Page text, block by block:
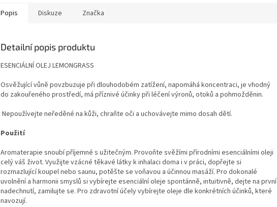
Popis Diskuze Značka
Detailní popis produktu
ESENCIÁLNÍ OLEJ LEMONGRASS
Osvěžující vůně povzbuzuje při dlouhodobém zatížení, napomáhá koncentraci, je vhodný
do zakouřeného prostředí, má příznivé účinky při léčení výronů, otoků a pohmožděnin.
Nepoužívejte neředěné na kůži, chraňte oči a uchovávejte mimo dosah dětí.
Použití
Aromaterapie snoubí příjemné s užitečným. Provoňte svěžími přírodními esenciálními oleji
celý váš život. Využijte vzácné těkavé látky k inhalaci doma i v práci, dopřejte si
rozmazlující koupel nebo saunu, potěšte se voňavou a účinnou masáží. Pro dokonalé
uvolnění a harmonii smyslů si vybírejte esenciální oleje spontánně, intuitivně, dejte na první
nadechnutí, zamilujte se. Pro zdravotní účely vybírejte oleje dle konkrétních účinků, které
navozují.